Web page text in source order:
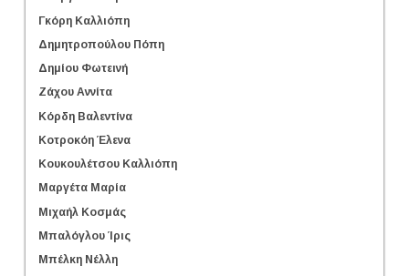
Γκόρη Καλλιόπη
Δημητροπούλου Πόπη
Δημίου Φωτεινή
Ζάχου Αννίτα
Κόρδη Βαλεντίνα
Κοτροκόη Έλενα
Κουκουλέτσου Καλλιόπη
Μαργέτα Μαρία
Μιχαήλ Κοσμάς
Μπαλόγλου Ίρις
Μπέλκη Νέλλη